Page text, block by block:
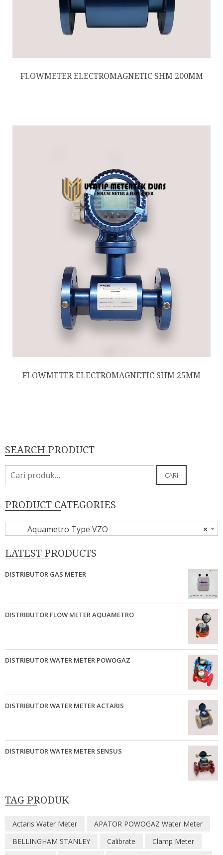
FLOWMETER ELECTROMAGNETIC SHM 200MM
FLOWMETER ELECTROMAGNETIC SHM 25MM
SEARCH PRODUCT
Pencarian
untuk:
CARI
PRODUCT CATEGORIES
×
Aquametro Type VZO
LATEST PRODUCTS
DISTRIBUTOR GAS METER
DISTRIBUTOR FLOW METER AQUAMETRO
DISTRIBUTOR WATER METER POWOGAZ
DISTRIBUTOR WATER METER ACTARIS
DISTRIBUTOR WATER METER SENSUS
TAG PRODUK
Actaris Water Meter
APATOR POWOGAZ Water Meter
BELLINGHAM STANLEY
Calibrate
Clamp Meter